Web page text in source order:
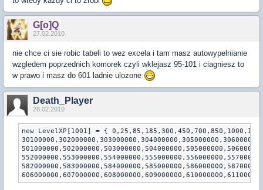
G[o]Q
27.02.2010
nie chce ci sie robic tabeli to wez excela i tam masz autowypelnianie
wzgledem poprzednich komorek czyli wklejasz 95-101 i ciagniesz to
w prawo i masz do 601 ladnie ulozone
Death_Player
28.02.2010
new LevelXP[1001] = {